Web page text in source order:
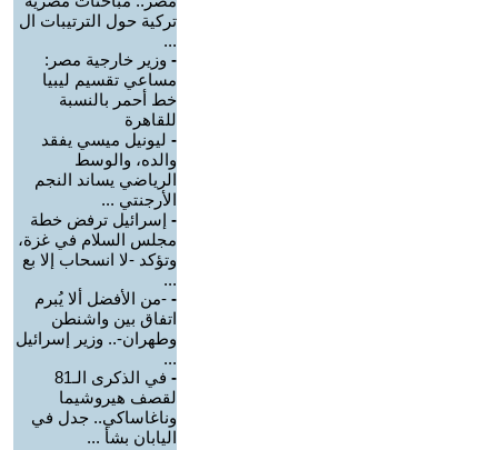
تركية حول الترتيبات ال
...
- وزير خارجية مصر:
مساعي تقسيم ليبيا
خط أحمر بالنسبة
للقاهرة
- ليونيل ميسي يفقد
والده، والوسط
الرياضي يساند النجم
الأرجنتي ...
- إسرائيل ترفض خطة
مجلس السلام في غزة،
وتؤكد -لا انسحاب إلا بع
...
- -من الأفضل ألا يُبرم
اتفاق بين واشنطن
وطهران-.. وزير إسرائيل
...
-
في الذكرى الـ81
لقصف هيروشيما
وناغاساكي.. جدل في
اليابان بشأ ...